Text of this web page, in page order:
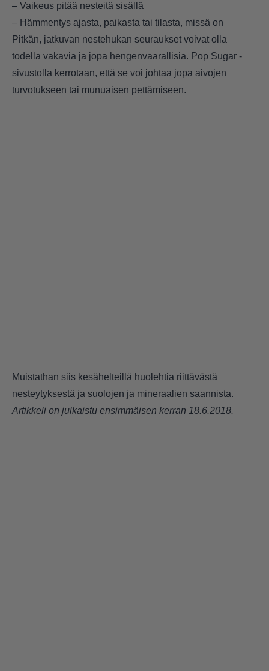
– Vaikeus pitää nesteitä sisällä
– Hämmentys ajasta, paikasta tai tilasta, missä on
Pitkän, jatkuvan nestehukan seuraukset voivat olla
todella vakavia ja jopa hengenvaarallisia. Pop Sugar -
sivustolla kerrotaan, että se voi johtaa jopa aivojen
turvotukseen tai munuaisen pettämiseen.
Muistathan siis kesähelteillä huolehtia riittävästä
nesteytyksestä ja suolojen ja mineraalien saannista.
Artikkeli on julkaistu ensimmäisen kerran 18.6.2018.